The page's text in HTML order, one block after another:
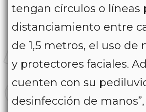
tengan círculos o líneas
distanciamiento entre
de 1,5 metros, el uso de
y protectores faciales.
cuenten con su
desinfección de